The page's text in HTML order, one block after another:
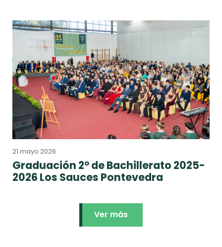
21 mayo 2026
Graduación 2º de Bachillerato 2025-
2026 Los Sauces Pontevedra
Ver más